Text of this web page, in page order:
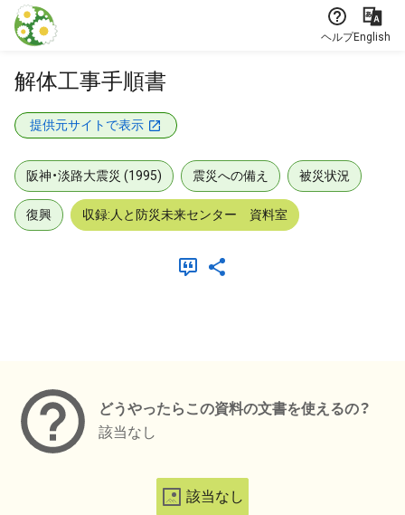
本文に飛ぶ
ヘルプEnglish
解体工事手順書
提供元サイトで表示
阪神・淡路大震災 (1995) 震災への備え 被災状況
復興 収録:人と防災未来センター 資料室
どうやったらこの資料の文書を使えるの？
該当なし
該当なし